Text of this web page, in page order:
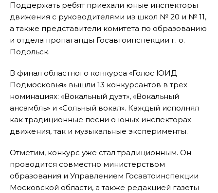
Поддержать ребят приехали юные инспекторы
движения с руководителями из школ № 20 и № 11,
а также представители комитета по образованию
и отдела пропаганды Госавтоинспекции г. о.
Подольск.
В финал областного конкурса «Голос ЮИД
Подмосковья» вышли 13 конкурсантов в трех
номинациях: «Вокальный дуэт», «Вокальный
ансамбль» и «Сольный вокал». Каждый исполнял
как традиционные песни о юных инспекторах
движения, так и музыкальные эксперименты.
Отметим, конкурс уже стал традиционным. Он
проводится совместно министерством
образования и Управлением Госавтоинспекции
Московской области, а также редакцией газеты